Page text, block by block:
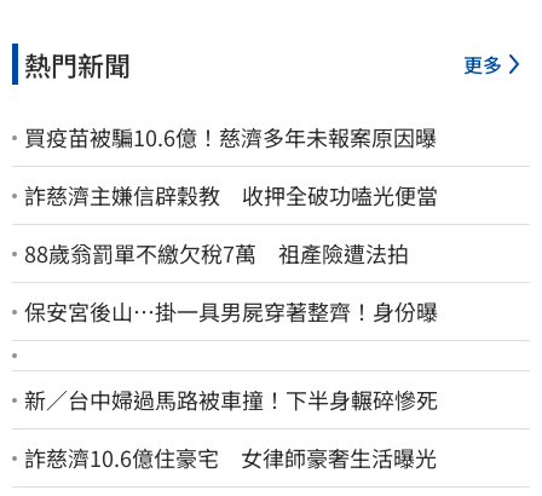
熱門新聞 更多
買疫苗被騙10.6億！慈濟多年未報案原因曝
詐慈濟主嫌信辟穀教 收押全破功嗑光便當
88歲翁罰單不繳欠稅7萬 祖產險遭法拍
保安宮後山…掛一具男屍穿著整齊！身份曝
新／台中婦過馬路被車撞！下半身輾碎慘死
詐慈濟10.6億住豪宅 女律師豪奢生活曝光